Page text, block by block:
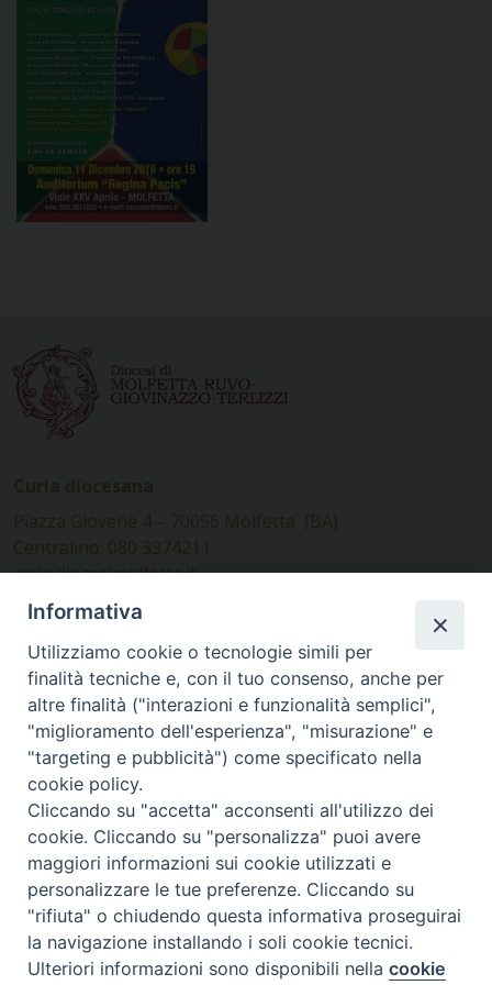
www.diocesimolfetta.it –
diocesimolfetta@pec.chiesacattolica.it
Ufficio Comunicazioni sociali
Piazza Giovene 4 – 70056 Molfetta (BA)
comunicazionisociali@diocesimolfetta.it
SEGUICI SU
Facebook
Instagram
X YouTube
Feed
Privacy Policy - trasparenza
© 2016 - 2026 Diocesi Molfetta Ruvo Giovinazzo Terlizzi
Preferenze Cookie
Informativa
Utilizziamo cookie o tecnologie simili per
finalità tecniche e, con il tuo consenso, anche per
altre finalità ("interazioni e funzionalità semplici",
"miglioramento dell'esperienza", "misurazione" e
"targeting e pubblicità") come specificato nella
cookie policy.
Cliccando su "accetta" acconsenti all'utilizzo dei
cookie. Cliccando su "personalizza" puoi avere
maggiori informazioni sui cookie utilizzati e
personalizzare le tue preferenze. Cliccando su
"rifiuta" o chiudendo questa informativa proseguirai
la navigazione installando i soli cookie tecnici.
Ulteriori informazioni sono disponibili nellacookie